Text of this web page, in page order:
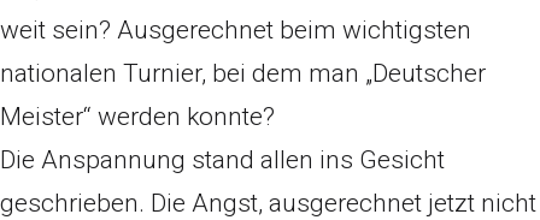
weit sein? Ausgerechnet beim wichtigsten
nationalen Turnier, bei dem man „Deutscher
Meister“ werden konnte?
Die Anspannung stand allen ins Gesicht
geschrieben. Die Angst, ausgerechnet jetzt nicht